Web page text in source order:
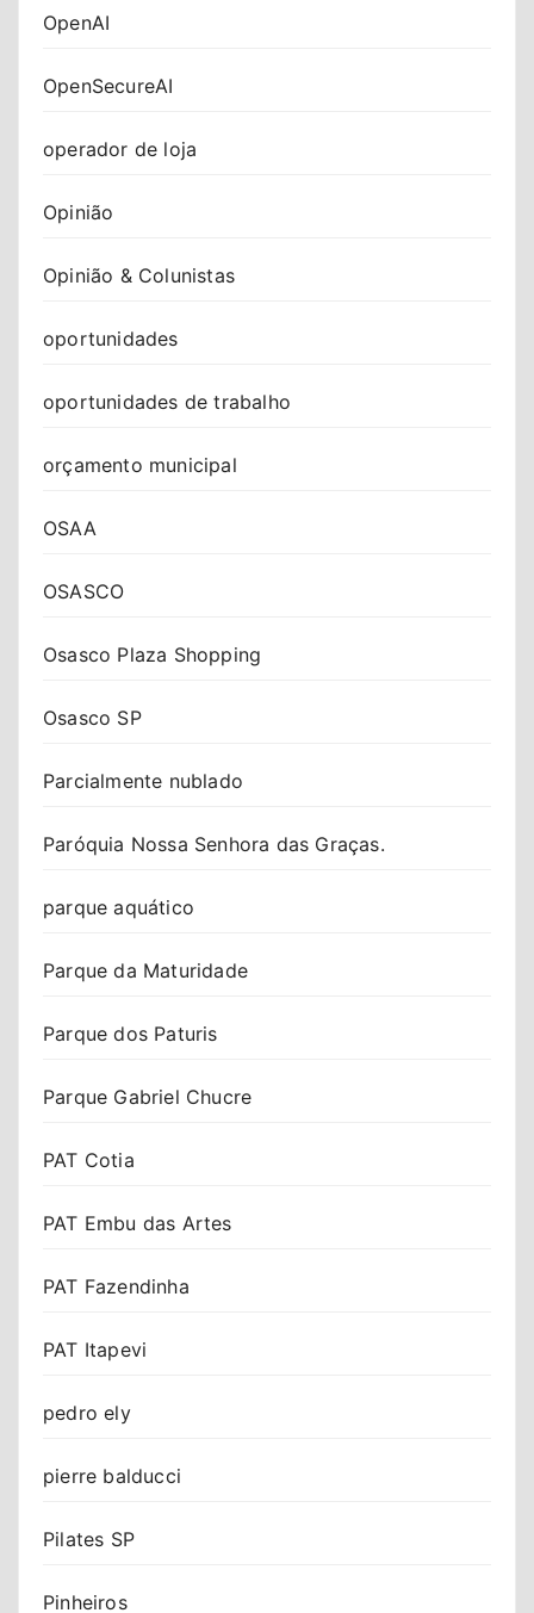
OpenAI
OpenSecureAI
operador de loja
Opinião
Opinião & Colunistas
oportunidades
oportunidades de trabalho
orçamento municipal
OSAA
OSASCO
Osasco Plaza Shopping
Osasco SP
Parcialmente nublado
Paróquia Nossa Senhora das Graças.
parque aquático
Parque da Maturidade
Parque dos Paturis
Parque Gabriel Chucre
PAT Cotia
PAT Embu das Artes
PAT Fazendinha
PAT Itapevi
pedro ely
pierre balducci
Pilates SP
Pinheiros